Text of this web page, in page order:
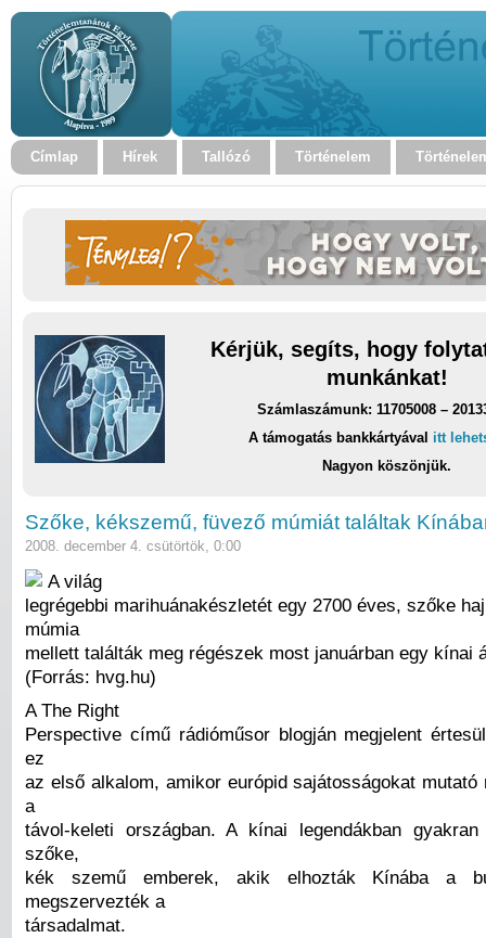
Címlap Hírek Tallózó Történelem
Kérjük, segíts, hogy
munkánkat!
Számlaszámunk: 11705008 –
A támogatás bankkártyával itt
Nagyon köszönjük.
Szőke, kékszemű, füvező múmiát találtak
2008. december 4. csütörtök, 0:00
A világ
legrégebbi marihuánakészletét egy 2700 éves, szőke
múmia
mellett találták meg régészek most januárban egy kínai
(Forrás: hvg.hu)
A The Right
Perspective című rádióműsor blogján megjelent
ez
az első alkalom, amikor európid sajátosságokat mutató
a
távol-keleti országban. A kínai legendákban
szőke,
kék szemű emberek, akik elhozták Kínába a
megszervezték a
társadalmat.